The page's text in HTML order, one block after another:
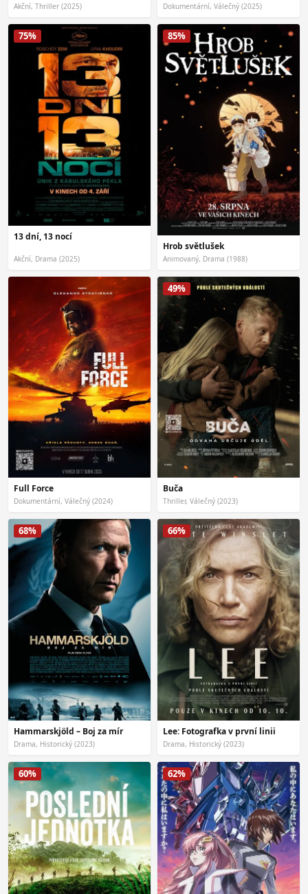
Akční, Thriller (2025) Dokumentární, Válečný (2025)
75%
13 dní, 13 nocí
Akční, Drama (2025)
85%
Hrob světlušek
Animovaný, Drama (1988)
Full Force
Dokumentární, Válečný (2024)
49%
Buča
Thriller, Válečný (2023)
68%
Hammarskjöld – Boj za mír
Drama, Historický (2023)
66%
Lee: Fotografka v první linii
Drama, Historický (2023)
60% 62%